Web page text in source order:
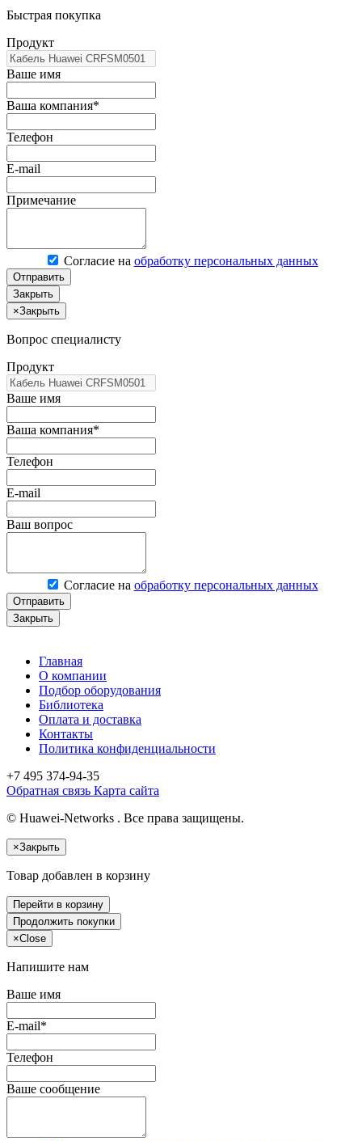
Быстрая покупка
Продукт
Ваше имя
Ваша компания*
Телефон
E-mail
Примечание
Согласие на обработку персональных данных
Отправить
Закрыть
×Закрыть
Вопрос специалисту
Продукт
Ваше имя
Ваша компания*
Телефон
E-mail
Ваш вопрос
Согласие на обработку персональных данных
Отправить
Закрыть
Главная
О компании
Подбор оборудования
Библиотека
Оплата и доставка
Контакты
Политика конфиденциальности
+7 495 374-94-35
Обратная связь Карта сайта
© Huawei-Networks . Все права защищены.
×Закрыть
Товар добавлен в корзину
Перейти в корзину
Продолжить покупки
×Close
Напишите нам
Ваше имя
E-mail*
Телефон
Ваше сообщение